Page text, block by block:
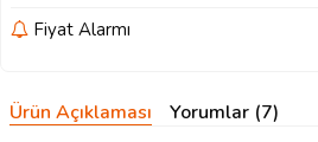
Fiyat Alarmı
Ürün Açıklaması Yorumlar (7)